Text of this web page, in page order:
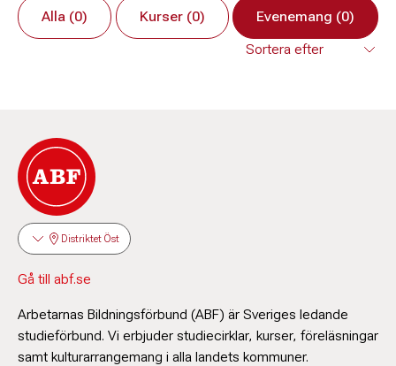
Alla (0) Kurser (0) Evenemang (0)
Distriktet Öst
Gå till abf.se
Arbetarnas Bildningsförbund (ABF) är Sveriges ledande
studieförbund. Vi erbjuder studiecirklar, kurser, föreläsningar
samt kulturarrangemang i alla landets kommuner.